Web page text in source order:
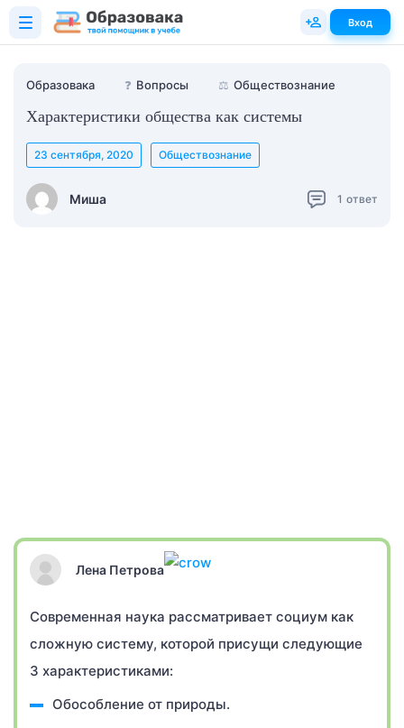
Образовака ❓ Вопросы ⚖️ Обществознание
Характеристики общества как системы
Миша
23 сентября, 2020 Обществознание
1 ответ
Лена Петрова
Современная наука рассматривает социум как
сложную систему, которой присущи следующие
3 характеристиками:
Обособление от природы.
Вход